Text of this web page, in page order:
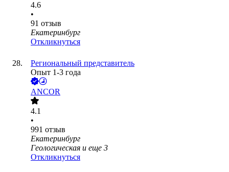
4.6
•
91 отзыв
Екатеринбург
Откликнуться
Региональный представитель
Опыт 1-3 года
ANCOR
4.1
•
991 отзыв
Екатеринбург
Геологическая и еще 3
Откликнуться